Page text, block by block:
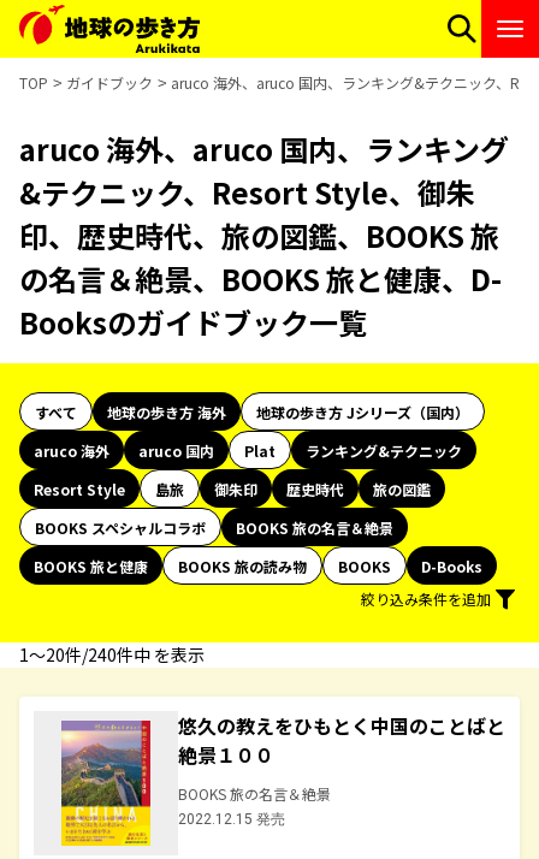
TOP ガイドブック aruco 海外、aruco 国内、ランキング&テクニック、
aruco 海外、aruco 国内、ランキング
&テクニック、Resort Style、御朱
印、歴史時代、旅の図鑑、BOOKS 旅
の名言＆絶景、BOOKS 旅と健康、D-
Booksのガイドブック一覧
すべて 地球の歩き方 海外
地球の歩き方 Jシリーズ（国内）
aruco 海外
aruco 国内 Plat
ランキング&テクニック
Resort Style
島旅 御朱印 歴史時代
旅の図鑑
BOOKS スペシャルコラボ
BOOKS 旅の名言＆絶景
BOOKS 旅と健康
BOOKS 旅の読み物 BOOKS
D-Books
絞り込み条件を追加
1〜20件/240件中 を表示
悠久の教えをひもとく中国のことばと
絶景１００
BOOKS 旅の名言＆絶景
2022.12.15 発売